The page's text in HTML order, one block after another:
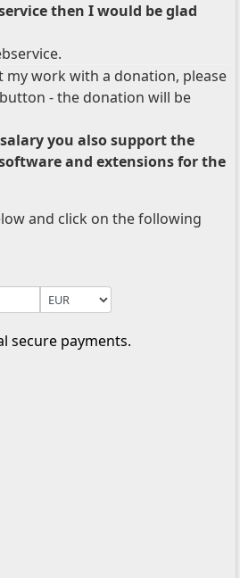
then I would be glad
work with a donation, please
- the donation will be
you also support the
and extensions for the
and click on the following